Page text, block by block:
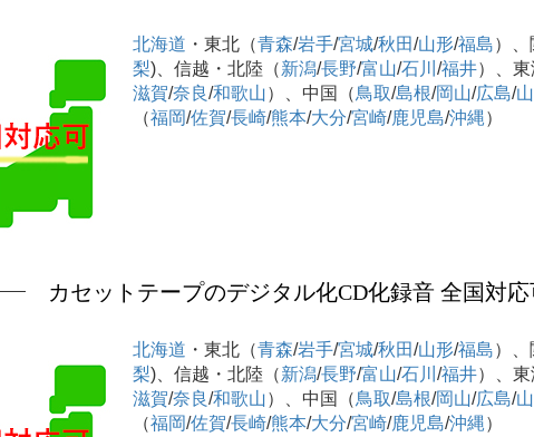
北海道 ・東北（青森/岩手/宮城/秋田/山形/福島）、
梨)、信越・北陸（新潟/長野/富山/石川 /福井）、東
滋賀/奈良/和歌山）、中国（鳥取/島根/岡山/広島/
（福岡/佐賀/長崎/熊本/大分/宮崎/鹿児島/沖縄）
カセットテープのデジタル化CD化録音 全国対
北海道 ・東北（青森/岩手/宮城/秋田/山形/福島）、
梨)、信越・北陸（新潟/長野/富山/石川 /福井）、東
滋賀/奈良/和歌山）、中国（鳥取/島根/岡山/広島/
（福岡/佐賀/長崎/熊本/大分/宮崎/鹿児島/沖縄）